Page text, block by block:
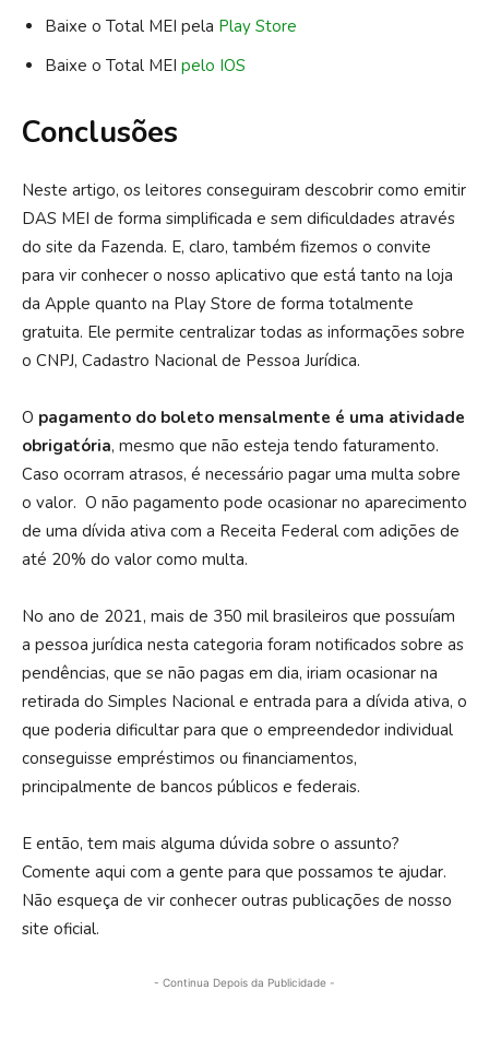
Baixe o Total MEI pela Play Store
Baixe o Total MEI pelo IOS
Conclusões
Neste artigo, os leitores conseguiram descobrir como emitir
DAS MEI de forma simplificada e sem dificuldades através
do site da Fazenda. E, claro, também fizemos o convite
para vir conhecer o nosso aplicativo que está tanto na loja
da Apple quanto na Play Store de forma totalmente
gratuita. Ele permite centralizar todas as informações sobre
o CNPJ, Cadastro Nacional de Pessoa Jurídica.
O pagamento do boleto mensalmente é uma atividade
obrigatória, mesmo que não esteja tendo faturamento.
Caso ocorram atrasos, é necessário pagar uma multa sobre
o valor. O não pagamento pode ocasionar no aparecimento
de uma dívida ativa com a Receita Federal com adições de
até 20% do valor como multa.
No ano de 2021, mais de 350 mil brasileiros que possuíam
a pessoa jurídica nesta categoria foram notificados sobre as
pendências, que se não pagas em dia, iriam ocasionar na
retirada do Simples Nacional e entrada para a dívida ativa, o
que poderia dificultar para que o empreendedor individual
conseguisse empréstimos ou financiamentos,
principalmente de bancos públicos e federais.
E então, tem mais alguma dúvida sobre o assunto?
Comente aqui com a gente para que possamos te ajudar.
Não esqueça de vir conhecer outras publicações de nosso
site oficial.
- Continua Depois da Publicidade -